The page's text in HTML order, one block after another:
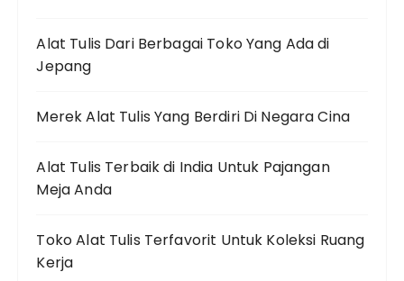
Alat Tulis Dari Berbagai Toko Yang Ada di
Jepang
Merek Alat Tulis Yang Berdiri Di Negara Cina
Alat Tulis Terbaik di India Untuk Pajangan
Meja Anda
Toko Alat Tulis Terfavorit Untuk Koleksi Ruang
Kerja